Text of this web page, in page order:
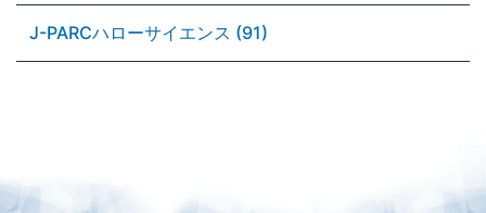
J-PARCハローサイエンス (91)